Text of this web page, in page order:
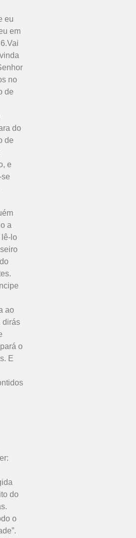
eu
em
no
de
do
de
e
a
lê-lo
ao
dirás
o
E
do
o